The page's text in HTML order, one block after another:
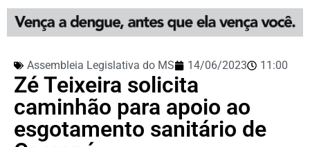
Assembleia Legislativa do MS 14/06/2023 11:00
Zé Teixeira solicita
caminhão para apoio ao
esgotamento sanitário de